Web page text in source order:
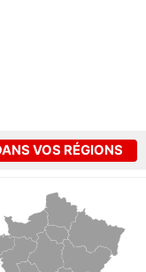
VOS RÉGIONS